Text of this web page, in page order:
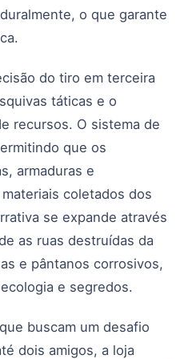
o que garante
do tiro em terceira
táticas e o
recursos. O sistema de
que os
armaduras e
coletados dos
se expande através
as ruas destruídas da
e pântanos corrosivos,
e segredos.
buscam um desafio
dois amigos, a loja